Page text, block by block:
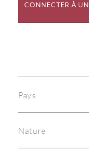
CONNECTER À
Pays
Nature